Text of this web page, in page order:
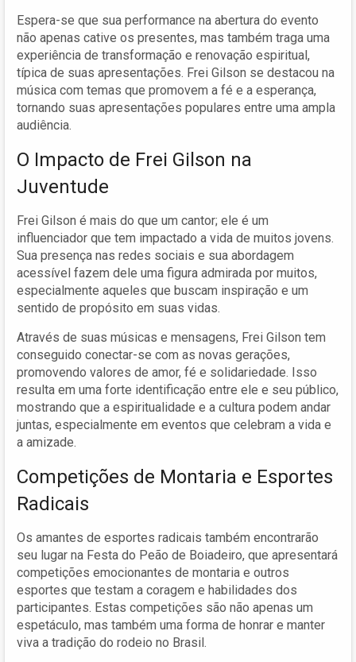
Espera-se que sua performance na abertura do evento
não apenas cative os presentes, mas também traga uma
experiência de transformação e renovação espiritual,
típica de suas apresentações. Frei Gilson se destacou na
música com temas que promovem a fé e a esperança,
tornando suas apresentações populares entre uma ampla
audiência.
O Impacto de Frei Gilson na
Juventude
Frei Gilson é mais do que um cantor; ele é um
influenciador que tem impactado a vida de muitos jovens.
Sua presença nas redes sociais e sua abordagem
acessível fazem dele uma figura admirada por muitos,
especialmente aqueles que buscam inspiração e um
sentido de propósito em suas vidas.
Através de suas músicas e mensagens, Frei Gilson tem
conseguido conectar-se com as novas gerações,
promovendo valores de amor, fé e solidariedade. Isso
resulta em uma forte identificação entre ele e seu público,
mostrando que a espiritualidade e a cultura podem andar
juntas, especialmente em eventos que celebram a vida e
a amizade.
Competições de Montaria e Esportes
Radicais
Os amantes de esportes radicais também encontrarão
seu lugar na Festa do Peão de Boiadeiro, que apresentará
competições emocionantes de montaria e outros
esportes que testam a coragem e habilidades dos
participantes. Estas competições são não apenas um
espetáculo, mas também uma forma de honrar e manter
viva a tradição do rodeio no Brasil.